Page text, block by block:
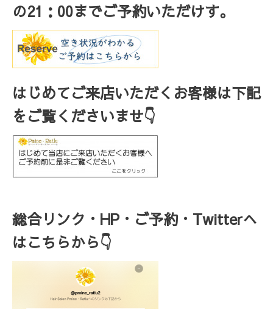
の21 ： 00までご予約いただけす。
はじめてご来店いただくお客様は下記
をご覧くださいませ👇
総合リンク・HP・ご予約・Twitterへ
はこちらから👇